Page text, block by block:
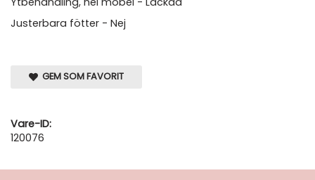
Justerbara fötter - Nej
GEM SOM FAVORIT
Vare-ID:
120076